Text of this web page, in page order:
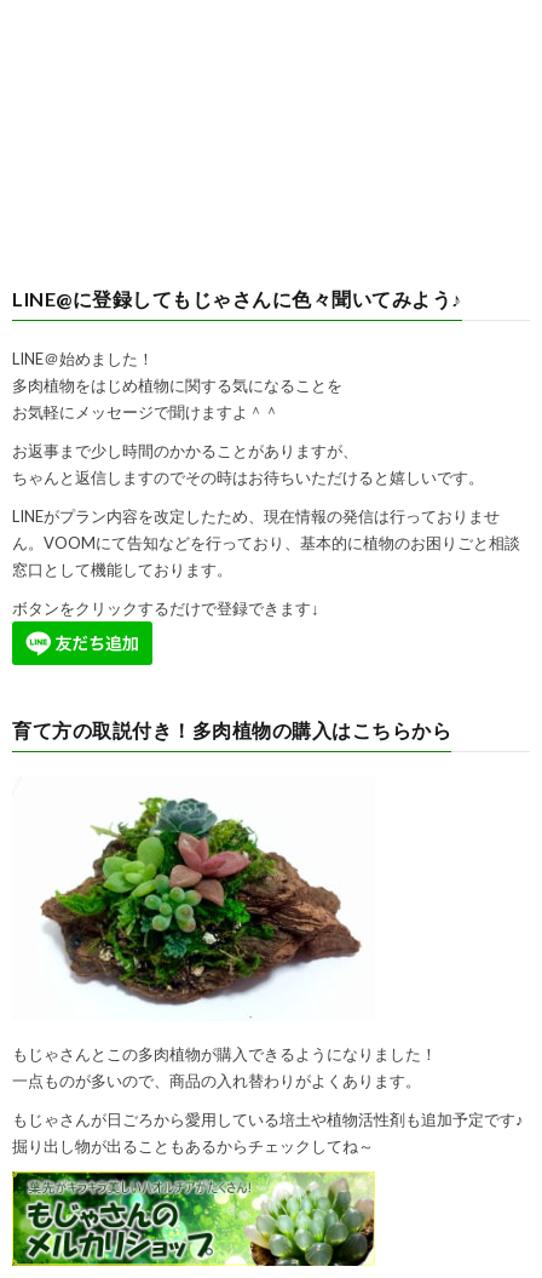
LINE@に登録してもじゃさんに色々聞いてみよう♪
LINE＠始めました！
多肉植物をはじめ植物に関する気になることを
お気軽にメッセージで聞けますよ＾＾
お返事まで少し時間のかかることがありますが、
ちゃんと返信しますのでその時はお待ちいただけると嬉しいです。
LINEがプラン内容を改定したため、現在情報の発信は行っておりませ
ん。VOOMにて告知などを行っており、基本的に植物のお困りごと相談
窓口として機能しております。
ボタンをクリックするだけで登録できます↓
育て方の取説付き！多肉植物の購入はこちらから
もじゃさんとこの多肉植物が購入できるようになりました！
一点ものが多いので、商品の入れ替わりがよくあります。
もじゃさんが日ごろから愛用している培土や植物活性剤も追加予定です♪
掘り出し物が出ることもあるからチェックしてね～